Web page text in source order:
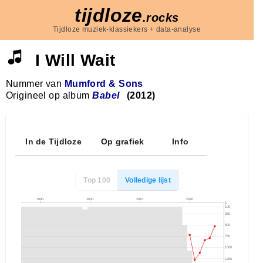
tijdloze.rocks
Tijdloze muziek-klassiekers + data-analyse
I Will Wait
Nummer van Mumford & Sons
Origineel op albumBabel (2012)
In de Tijdloze Op grafiek Info
Top 100 Volledige lijst
1990 2000 2010 2020
1
100
250
500
750
1000
1250